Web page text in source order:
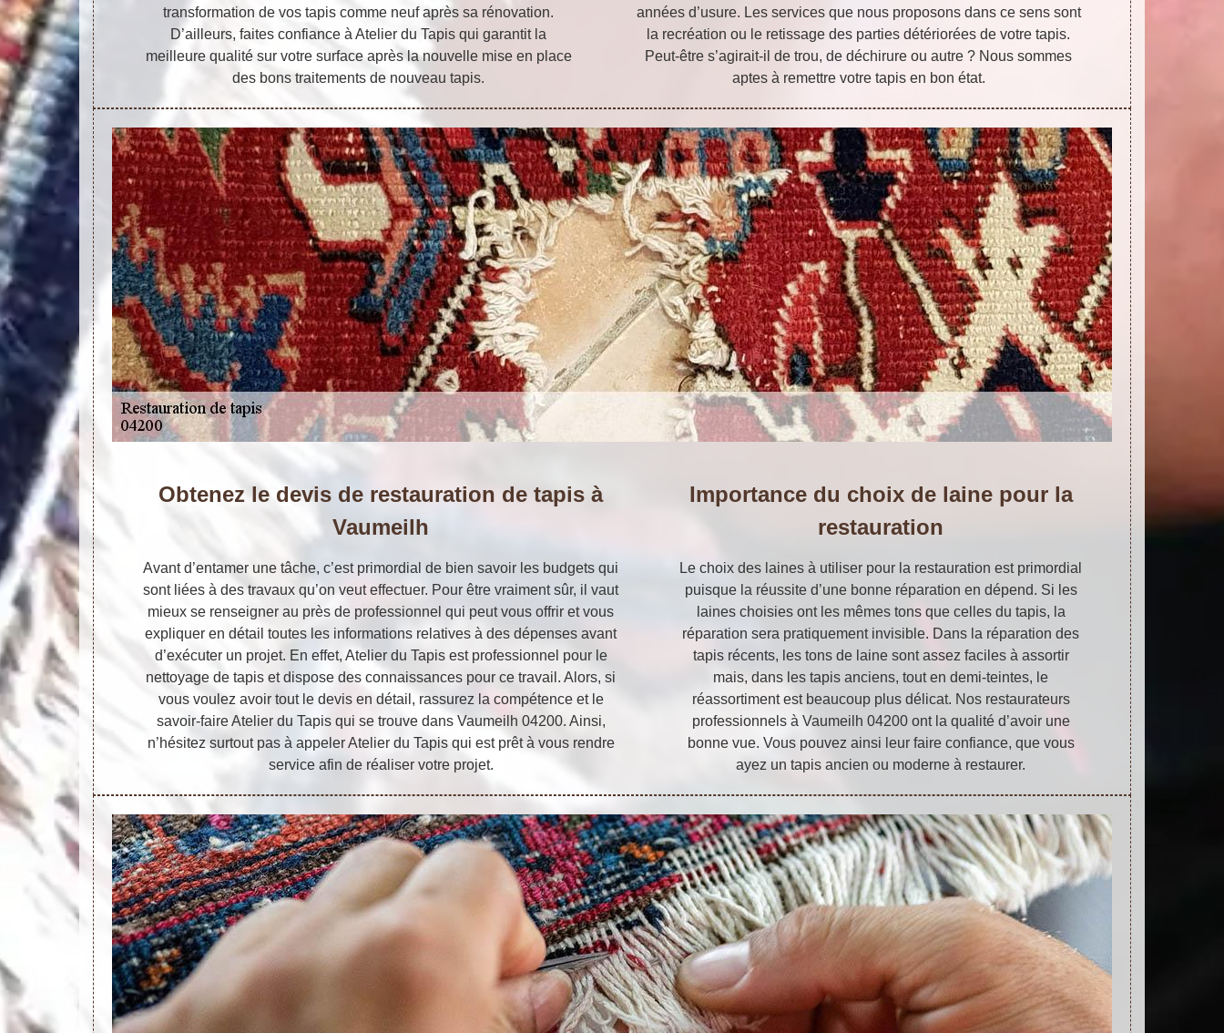
transformation de vos tapis comme neuf après sa rénovation.
D’ailleurs, faites confiance à Atelier du Tapis qui garantit la
meilleure qualité sur votre surface après la nouvelle mise en place
des bons traitements de nouveau tapis.
années d’usure. Les services que nous proposons dans ce sens sont
la recréation ou le retissage des parties détériorées de votre tapis.
Peut-être s’agirait-il de trou, de déchirure ou autre ? Nous sommes
aptes à remettre votre tapis en bon état.
Obtenez le devis de restauration de tapis à
Vaumeilh
Avant d’entamer une tâche, c’est primordial de bien savoir les budgets qui
sont liées à des travaux qu’on veut effectuer. Pour être vraiment sûr, il vaut
mieux se renseigner au près de professionnel qui peut vous offrir et vous
expliquer en détail toutes les informations relatives à des dépenses avant
d’exécuter un projet. En effet, Atelier du Tapis est professionnel pour le
nettoyage de tapis et dispose des connaissances pour ce travail. Alors, si
vous voulez avoir tout le devis en détail, rassurez la compétence et le
savoir-faire Atelier du Tapis qui se trouve dans Vaumeilh 04200. Ainsi,
n’hésitez surtout pas à appeler Atelier du Tapis qui est prêt à vous rendre
service afin de réaliser votre projet.
Importance du choix de laine pour la
restauration
Le choix des laines à utiliser pour la restauration est primordial
puisque la réussite d’une bonne réparation en dépend. Si les
laines choisies ont les mêmes tons que celles du tapis, la
réparation sera pratiquement invisible. Dans la réparation des
tapis récents, les tons de laine sont assez faciles à assortir
mais, dans les tapis anciens, tout en demi-teintes, le
réassortiment est beaucoup plus délicat. Nos restaurateurs
professionnels à Vaumeilh 04200 ont la qualité d’avoir une
bonne vue. Vous pouvez ainsi leur faire confiance, que vous
ayez un tapis ancien ou moderne à restaurer.